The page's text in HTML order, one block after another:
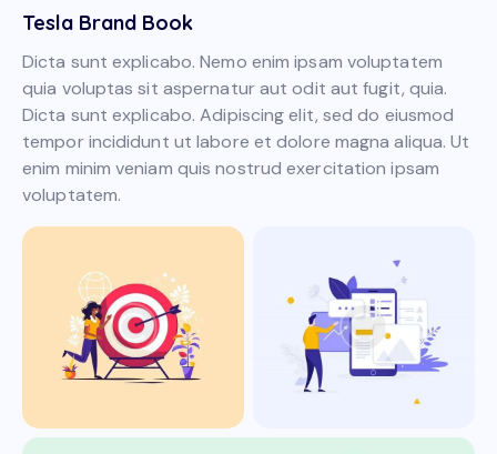
Tesla Brand Book
Dicta sunt explicabo. Nemo enim ipsam voluptatem
quia voluptas sit aspernatur aut odit aut fugit, quia.
Dicta sunt explicabo. Adipiscing elit, sed do eiusmod
tempor incididunt ut labore et dolore magna aliqua. Ut
enim minim veniam quis nostrud exercitation ipsam
voluptatem.